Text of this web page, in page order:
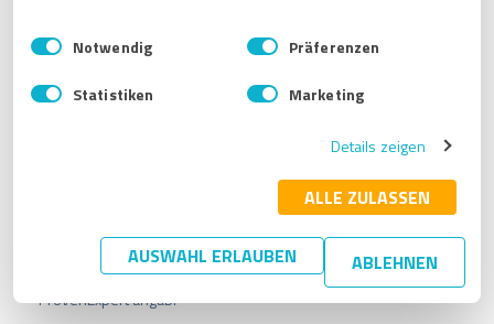
Impressum
Datenschutzbestimmungen
E
i
n
w
s
Notwendig Präferenzen
Statistiken Marketing
Details zeigen
ALLE ZULASSEN
AUSWAHL ERLAUBEN ABLEHNEN
Verwandte Artikel
Was ist die Social-Sharing-Funktion von ProvenExpert?
Wie füge ich Bewertungen aus anderen (Bewertungs-)
Quellen zu meinem ProvenExpert-Profil hinzu?
Mein Geschäft hat mehrere Google-Bewertungen in
unterschiedlichen Städten. Es wurden aber nur Bewertungen
aus einem Google-Profil übernommen, obwohl ich alle bei
ProvenExpert angab.